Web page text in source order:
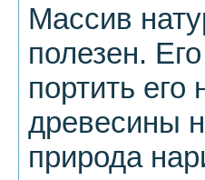
Массив
полезен.
портить
древесины
природа